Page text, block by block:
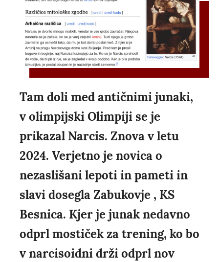
Tam doli med antičnimi junaki,
v olimpijski Olimpiji se je
prikazal Narcis. Znova v letu
2024. Verjetno je novica o
nezaslišani lepoti in pameti in
slavi dosegla Zabukovje , KS
Besnica. Kjer je junak nedavno
odprl mostiček za trening, ko bo
v narcisoidni drži odprl nov